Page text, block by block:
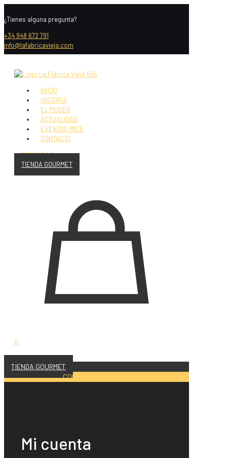
¿Tienes alguna pregunta?
+34 948 672 791
info@lafabricavieja.com
INICIO
HISTORIA
EL MUSEO
ACTUALIDAD
EVENTOS MICE
CONTACTO
ENTRADAS
TIENDA GOURMET
0
TIENDA GOURMET
COMPRAR ENTRADAS
Mi cuenta